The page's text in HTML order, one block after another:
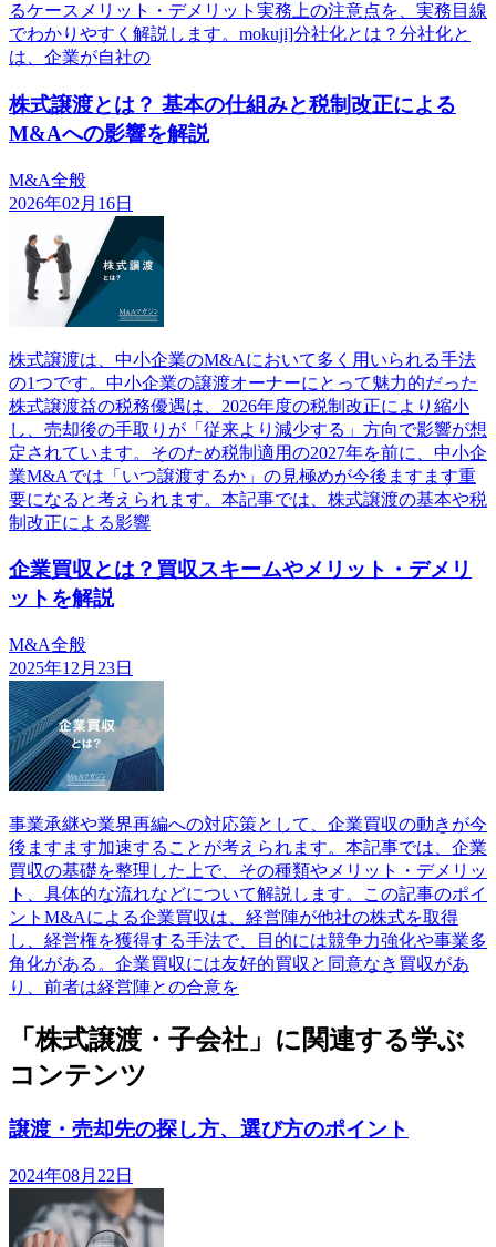
るケースメリット・デメリット実務上の注意点を、実務目線
でわかりやすく解説します。mokuji]分社化とは？分社化と
は、企業が自社の
株式譲渡とは？ 基本の仕組みと税制改正による
M&Aへの影響を解説
M&A全般
2026年02月16日
株式譲渡は、中小企業のM&Aにおいて多く用いられる手法
の1つです。中小企業の譲渡オーナーにとって魅力的だった
株式譲渡益の税務優遇は、2026年度の税制改正により縮小
し、売却後の手取りが「従来より減少する」方向で影響が想
定されています。そのため税制適用の2027年を前に、中小企
業M&Aでは「いつ譲渡するか」の見極めが今後ますます重
要になると考えられます。本記事では、株式譲渡の基本や税
制改正による影響
企業買収とは？買収スキームやメリット・デメリ
ットを解説
M&A全般
2025年12月23日
事業承継や業界再編への対応策として、企業買収の動きが今
後ますます加速することが考えられます。本記事では、企業
買収の基礎を整理した上で、その種類やメリット・デメリッ
ト、具体的な流れなどについて解説します。この記事のポイ
ントM&Aによる企業買収は、経営陣が他社の株式を取得
し、経営権を獲得する手法で、目的には競争力強化や事業多
角化がある。企業買収には友好的買収と同意なき買収があ
り、前者は経営陣との合意を
「株式譲渡・子会社」に関連する学ぶ
コンテンツ
譲渡・売却先の探し方、選び方のポイント
2024年08月22日